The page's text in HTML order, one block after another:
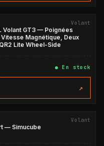
Volant
Volant GT3 — Poignées
Magnétique, Deux
Lite Wheel-Side
●En stock
↗
Volant
— Simucube